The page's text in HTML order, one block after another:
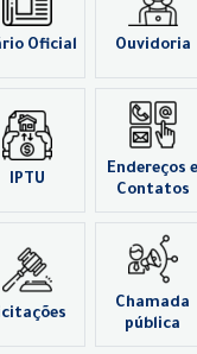
Oficial Ouvidoria
IPTU
Endereços e
Contatos
Chamada
pública